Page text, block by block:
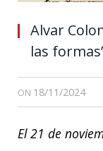
Alvar
las
ON 18/11/2024
El 21 de